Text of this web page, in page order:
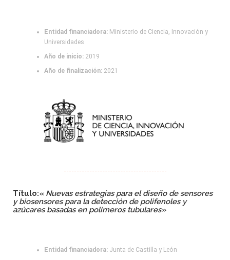
Entidad financiadora: Ministerio de Ciencia, Innovación y
Universidades
Año de inicio: 2019
Año de finalización: 2021
Título:«Nuevas estrategias para el diseño de sensores
y biosensores para la detección de polifenoles y
azúcares basadas en polímeros tubulares»
Entidad financiadora: Junta de Castilla y León